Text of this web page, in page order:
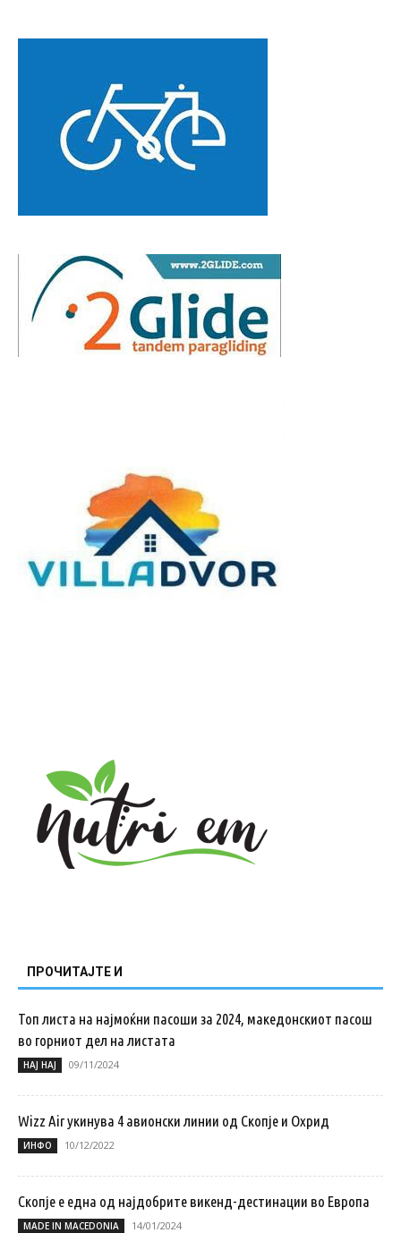
ПРОЧИТАЈТЕ И
Топ листа на најмоќни пасоши за 2024, македонскиот пасош
во горниот дел на листата
НАЈ НАЈ 09/11/2024
Wizz Air укинува 4 авионски линии од Скопје и Охрид
ИНФО 10/12/2022
Скопје е една од најдобрите викенд-дестинации во Европа
MADE IN MACEDONIA 14/01/2024